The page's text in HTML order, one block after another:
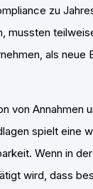
zu
mussten
als neue
von Annahmen
spielt eine
Wenn in
wird, dass